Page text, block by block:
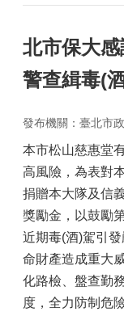
北市保大
警查緝毒(
發布機關：臺北市
本市松山慈惠堂
高風險，為表對
捐贈本大隊及信
獎勵金，以鼓勵
近期毒(酒)駕引
命財產造成重大
化路檢、盤查勤
度，全力防制危